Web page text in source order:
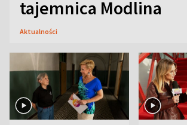
tajemnica Modlina
Aktualności